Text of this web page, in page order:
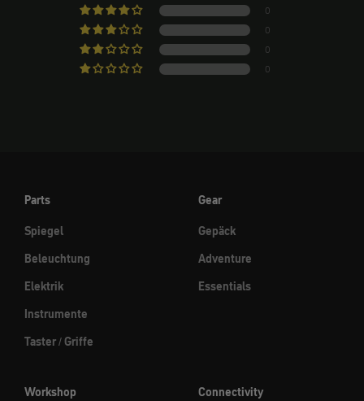
0
0
0
0
Parts
Spiegel
Beleuchtung
Elektrik
Instrumente
Taster / Griffe
Gear
Gepäck
Adventure
Essentials
Workshop
Connectivity